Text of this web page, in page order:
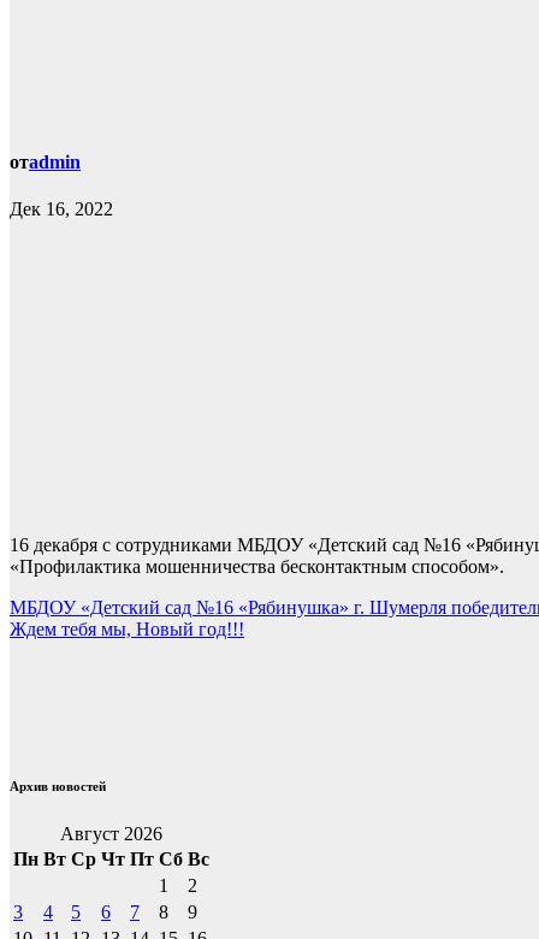
отadmin
Дек 16, 2022
16 декабря с сотрудниками МБДОУ «Детский сад №16
«Профилактика мошенничества бесконтактным способом».
Навигация
по
МБДОУ «Детский сад №16 «Рябинушка» г. Шумерля
Ждем тебя мы, Новый год!!!
Архив новостей
Август 2026
Пн Вт Ср Чт Пт Сб Вс
1
2
3
4 5 6 7 8
9